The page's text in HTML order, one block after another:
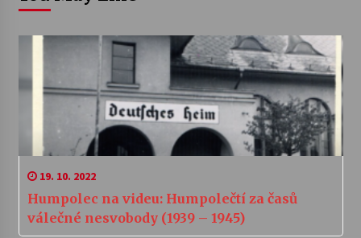
19. 10. 2022
Humpolec na videu: Humpolečtí za časů
válečné nesvobody (1939 – 1945)